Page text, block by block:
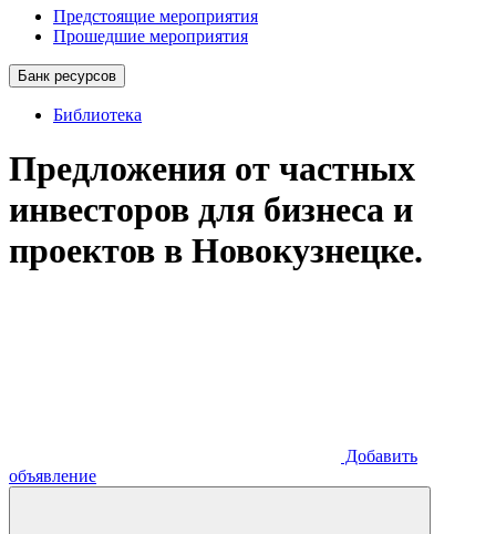
Предстоящие мероприятия
Прошедшие мероприятия
Банк ресурсов
Библиотека
Предложения от частных
инвесторов для бизнеса и
проектов в Новокузнецке.
Добавить
объявление